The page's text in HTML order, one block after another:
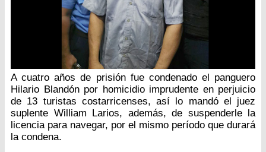
A cuatro años de prisión fue condenado el panguero
Hilario Blandón por homicidio imprudente en perjuicio
de 13 turistas costarricenses, así lo mandó el juez
suplente William Larios, además, de suspenderle la
licencia para navegar, por el mismo período que durará
la condena.